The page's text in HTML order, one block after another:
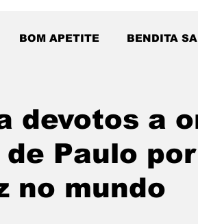
BOM APETITE BENDITA
devotos a
Paulo
no mundo